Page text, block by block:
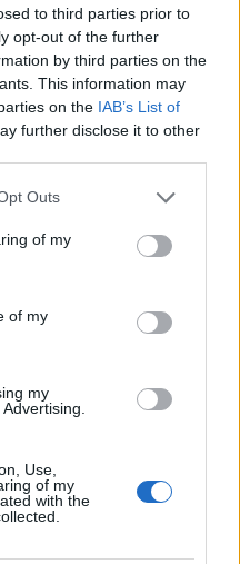
to third parties prior to
opt-out of the further
by third parties on the
This information may
on the IAB’s List of
further disclose it to other
Outs
of my
of my
my
Use,
of my
with the
vagy